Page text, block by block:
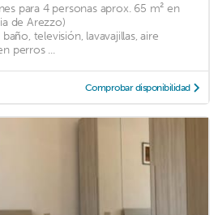
para 4 personas aprox. 65 m² en
de Arezzo)
televisión, lavavajillas, aire
perros ...
Comprobar disponibilidad